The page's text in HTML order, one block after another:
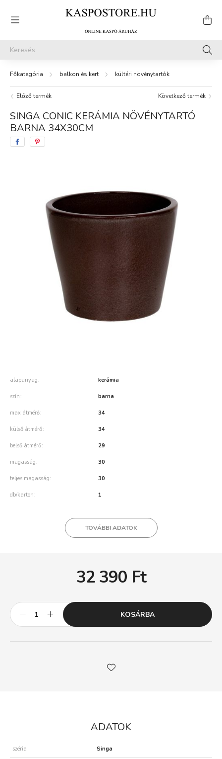
balkon és kert kültéri növénytartók
Előző termék Következő termék
SINGA CONIC KERÁMIA NÖVÉNYTARTÓ
BARNA 34X30CM
alapanyag kerámia
szín barna
max átmérő 34
külső átmérő 34
belső átmérő 29
magasság 30
teljes magasság 30
db/karton 1
TOVÁBBI ADATOK
32 390 Ft
KOSÁRBA
ADATOK
széria Singa